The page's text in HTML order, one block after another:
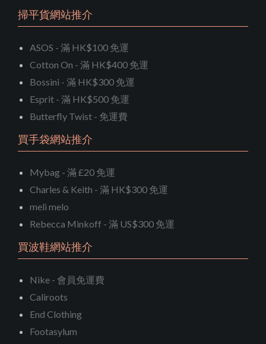
掃平貨網站推介
ASOS - 滿 HK$100 免運
Cotton On - 滿 HK$400 免運
Bossini - 滿 HK$300 免運
Esprit - 滿 HK$500 免運
Butterfly Twist - 免運費
買手袋網站推介
Mybag - 滿 £20 免運
Charles & Keith - 滿 HK$300 免運
meli melo
Rebecca Minkoff - 滿 US$300 免運
買波鞋網站推介
Nike - 會員免運費
Caliroots
End Clothing
Footasylum